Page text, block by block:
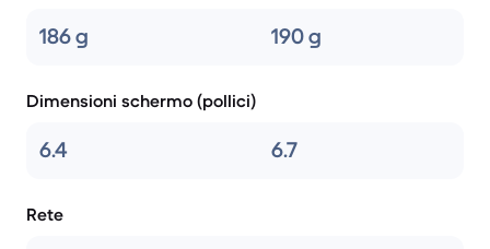
186 g 190 g
Dimensioni schermo (pollici)
6.4 6.7
Rete